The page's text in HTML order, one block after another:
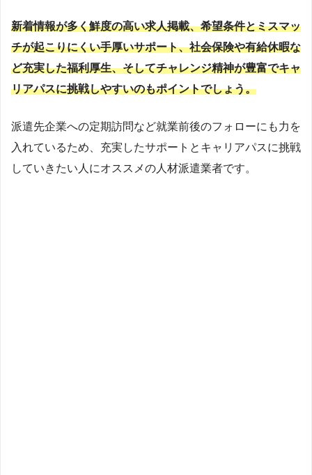
新着情報が多く鮮度の高い求人掲載、希望条件とミスマッ
チが起こりにくい手厚いサポート、社会保険や有給休暇な
ど充実した福利厚生、そしてチャレンジ精神が豊富でキャ
リアパスに挑戦しやすいのもポイントでしょう。
派遣先企業への定期訪問など就業前後のフォローにも力を
入れているため、充実したサポートとキャリアパスに挑戦
していきたい人にオススメの人材派遣業者です。